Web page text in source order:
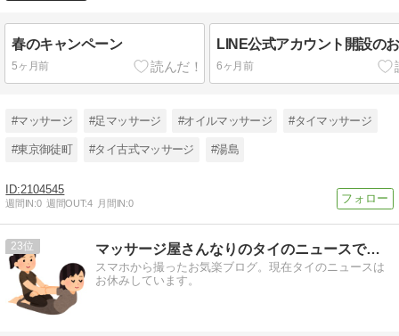
春のキャンペーン
5ヶ月前
LINE公式アカウント開設の
6ヶ月前
#マッサージ #足マッサージ #オイルマッサージ #タイマッサージ
#東京御徒町 #タイ古式マッサージ #湯島
2104545
週間IN:0 週間OUT:4 月間IN:0
23 マッサージ屋さんなりのタイのニュースです。
スマホから撮ったお気楽ブログ。現在タイのニュースは
お休みしています。